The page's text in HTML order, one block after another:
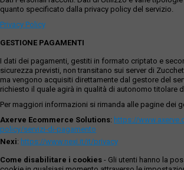
quanto specificato dalla privacy policy del servizio.
Privacy Policy
GESTIONE PAGAMENTI
I dati dei pagamenti, gestiti in formato criptato e
sicurezza previsti, non transitano sui server di
ma vengono acquisiti direttamente dal gestore del
richiesto il quale agirà in qualità di autonomo titolare
Per maggiori informazioni si rimanda alle pagine dei
Axerve Ecommerce Solutions: https://
policy/servizi-di-pagamento
Nexi: https://www.nexi.it/it/privacy
Come disabilitare i cookies - Gli utenti hanno la